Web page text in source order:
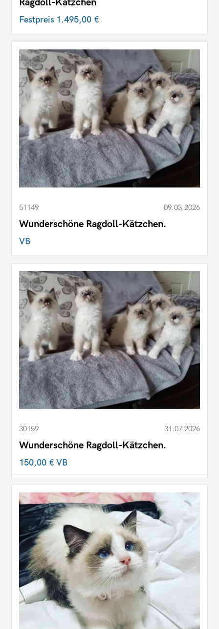
Ragdoll-Kätzchen
Festpreis 1.495,00 €
51149 09.03.2026
Wunderschöne Ragdoll-Kätzchen.
VB
30159 31.07.2026
Wunderschöne Ragdoll-Kätzchen.
150,00 €VB